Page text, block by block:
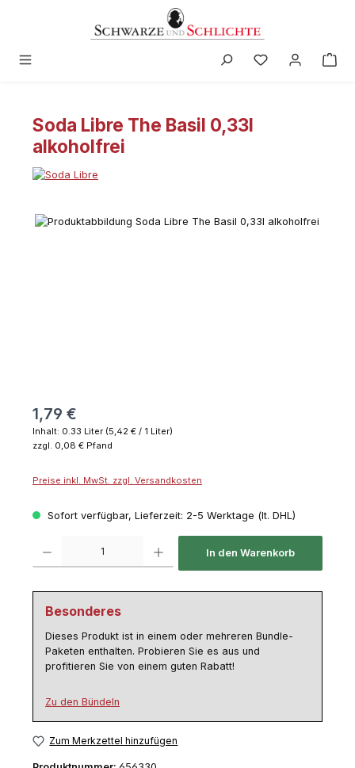
Soda Libre The Basil 0,33l
alkoholfrei
Bildergalerie überspringen
1,79 €
Inhalt: 0.33 Liter (5,42 € / 1 Liter)
zzgl. 0,08 € Pfand
Preise inkl. MwSt. zzgl. Versandkosten
Sofort verfügbar, Lieferzeit: 2-5 Werktage (lt. DHL)
In den Warenkorb
Besonderes
Dieses Produkt ist in einem oder mehreren Bundle-
Paketen enthalten. Probieren Sie es aus und
profitieren Sie von einem guten Rabatt!
Zu den Bündeln
Zum Merkzettel hinzufügen